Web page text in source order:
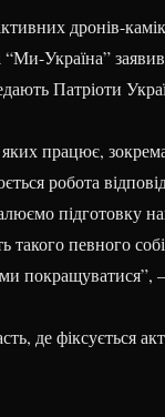
дронів-
Україна”
Патріоти
працює, зокрема,
робота
підготовку
такого певного
покращуватися”, –
де фіксується